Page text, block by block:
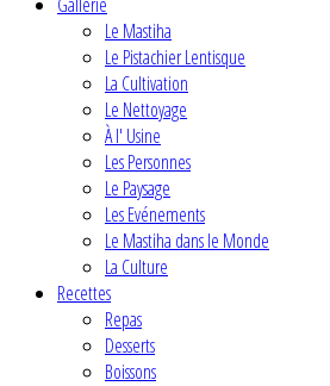
Le Mastiha
Le Pistachier Lentisque
La Cultivation
Le Nettoyage
À l' Usine
Les Personnes
Le Paysage
Les Evénements
Le Mastiha dans le Monde
La Culture
Recettes
Repas
Desserts
Boissons